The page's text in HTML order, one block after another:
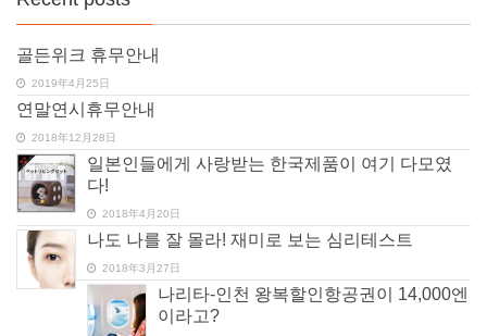
골든위크 휴무안내
2019年4月25日
연말연시휴무안내
2018年12月28日
일본인들에게 사랑받는 한국제품이 여기 다모였
다!
2018年4月20日
나도 나를 잘 몰라! 재미로 보는 심리테스트
2018年3月27日
나리타-인천 왕복할인항공권이 14,000엔
이라고?